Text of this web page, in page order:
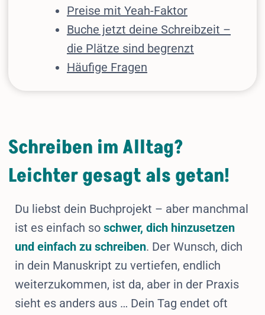
Preise mit Yeah-Faktor
Buche jetzt deine Schreibzeit –
die Plätze sind begrenzt
Häufige Fragen
Schreiben im Alltag?
Leichter gesagt als getan!
Du liebst dein Buchprojekt – aber manchmal
ist es einfach so schwer, dich hinzusetzen
und einfach zu schreiben. Der Wunsch, dich
in dein Manuskript zu vertiefen, endlich
weiterzukommen, ist da, aber in der Praxis
sieht es anders aus … Dein Tag endet oft